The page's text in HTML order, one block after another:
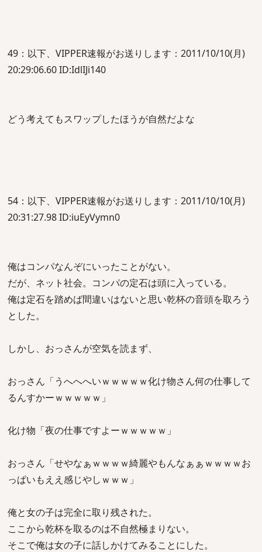
49：以下、VIPPER速報がお送りします：2011/10/10(月)
20:29:06.60 ID:IdlIJi140
どう考えてもスワップしたほうが自然だよな
54：以下、VIPPER速報がお送りします：2011/10/10(月)
20:31:27.98 ID:iuEyVymn0
俺はコンパなんぞにいったことがない。
だが、ネット社会。コンパの定石は頭に入っている。
俺は定石を踏めば間違いはないと思い乾杯の音頭を取ろう
とした。
しかし、おっさんが空気を読まず、
おっさん「うへへへいｗｗｗｗｗ化け物さん何の仕事して
るんすかーｗｗｗｗｗ」
化け物「夜の仕事ですよーｗｗｗｗｗ」
おっさん「せやなぁｗｗｗｗ綺麗やもんなぁぁｗｗｗｗお
っぱいもええ感じやしｗｗｗ」
俺と女の子は完全に取り残された。
ここから乾杯を取るのは不自然極まりない。
そこで俺は女の子に話しかけてみることにした。